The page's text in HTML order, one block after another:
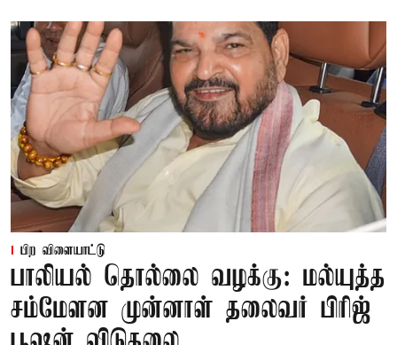
பிற விளையாட்டு
பாலியல் தொல்லை வழக்கு: மல்யுத்த
சம்மேளன முன்னாள் தலைவர் பிரிஜ்